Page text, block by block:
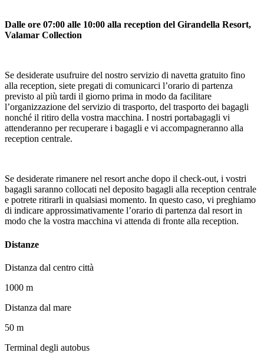
Dalle ore 07:00 alle 10:00 alla reception del Girandella Resort,
Valamar Collection
Se desiderate usufruire del nostro servizio di navetta gratuito fino
alla reception, siete pregati di comunicarci l’orario di partenza
previsto al più tardi il giorno prima in modo da facilitare
l’organizzazione del servizio di trasporto, del trasporto dei bagagli
nonché il ritiro della vostra macchina. I nostri portabagagli vi
attenderanno per recuperare i bagagli e vi accompagneranno alla
reception centrale.
Se desiderate rimanere nel resort anche dopo il check-out, i vostri
bagagli saranno collocati nel deposito bagagli alla reception centrale
e potrete ritirarli in qualsiasi momento. In questo caso, vi preghiamo
di indicare approssimativamente l’orario di partenza dal resort in
modo che la vostra macchina vi attenda di fronte alla reception.
Distanze
Distanza dal centro città
1000 m
Distanza dal mare
50 m
Terminal degli autobus